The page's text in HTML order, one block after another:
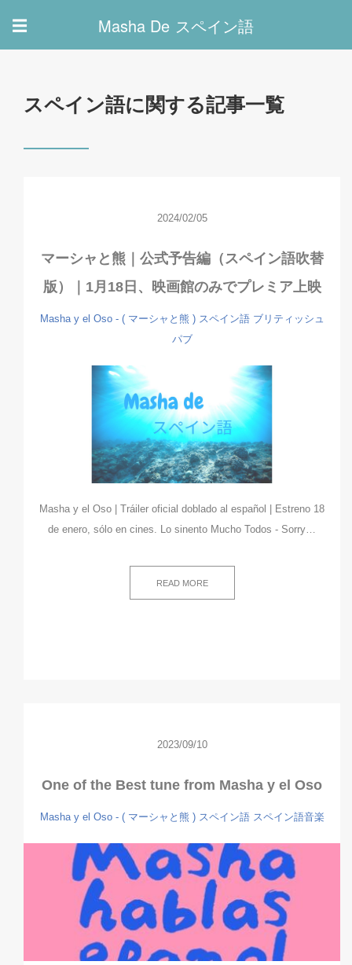
☰ Masha De スペイン語
スペイン語に関する記事一覧
2024/02/05
マーシャと熊｜公式予告編（スペイン語吹替
版）｜1月18日、映画館のみでプレミア上映
Masha y el Oso - ( マーシャと熊 ) スペイン語 ブリティッシュ
パブ
Masha y el Oso | Tráiler oficial doblado al español | Estreno 18
de enero, sólo en cines. Lo sinento Mucho Todos - Sorry…
READ MORE
2023/09/10
One of the Best tune from Masha y el Oso
Masha y el Oso - ( マーシャと熊 ) スペイン語 スペイン語音楽